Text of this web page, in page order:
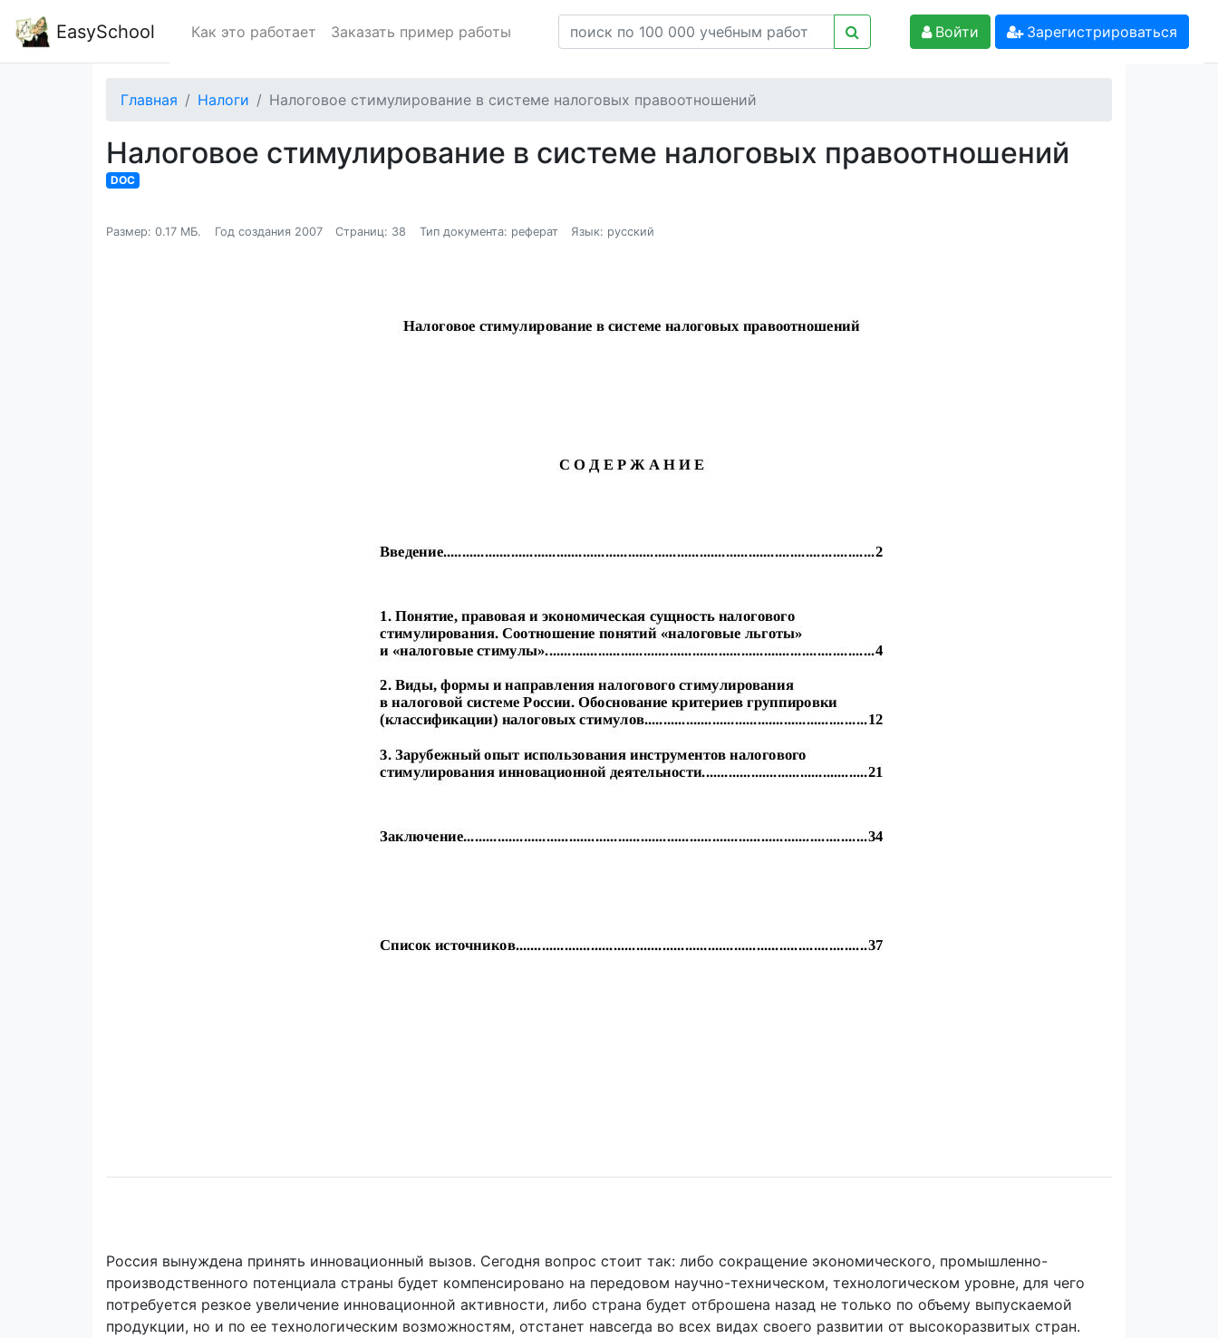
EasySchool Как это работает Заказать пример работы Войти Зарегистрироваться
Главная Налоги Налоговое стимулирование в системе налоговых правоотношений
Налоговое стимулирование в системе налоговых правоотношений
DOC
Размер: 0.17 МБ. Год создания 2007 Страниц: 38 Тип документа: реферат Язык: русский
Россия вынуждена принять инновационный вызов. Сегодня вопрос стоит так: либо сокращение экономического, промышленно-
производственного потенциала страны будет компенсировано на передовом научно-техническом, технологическом уровне, для чего
потребуется резкое увеличение инновационной активности, либо страна будет отброшена назад не только по объему выпускаемой
продукции, но и по ее технологическим возможностям, отстанет навсегда во всех видах своего развитии от высокоразвитых стран.